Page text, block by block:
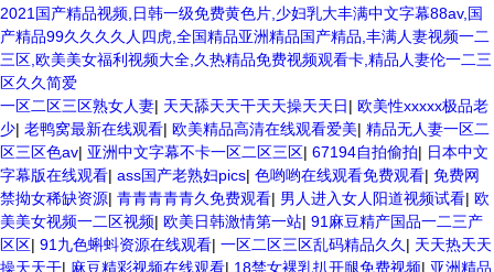
2021国产精品视频,日韩一级免费黄色片,少妇乳大丰满中文字幕88av,国
产精品99久久久久人四虎,全国精品亚洲精品国产精品,丰满人妻视频一二
三区,欧美美女福利视频大全,久热精品免费视频观看卡,精品人妻伦一二三
区久久简爱
一区二区三区熟女人妻| 天天舔天天干天天操天天日| 欧美性xxxxx极品老
少| 老鸭窝最新在线观看| 欧美精品高清在线观看爱美| 精品无人妻一区二
区三区色av| 亚洲中文字幕不卡一区二区三区| 67194自拍偷拍| 日本中文
字幕版在线观看| ass国产老熟妇pics| 色哟哟在线观看免费观看| 免费网
禁拗女稀缺资源| 青青青青青久免费观看| 男人进入女人阳道视频试看| 欧
美美女视频一二区视频| 欧美日韩激情第一站| 91麻豆精产国品一二三产
区区| 91九色蝌蚪资源在线观看| 一区二区三区乱码精品久久 | 天天热天天
操天天干| 麻豆精彩视频在线观看| 18禁女裸乳扒开腿免费视频| 亚洲精品